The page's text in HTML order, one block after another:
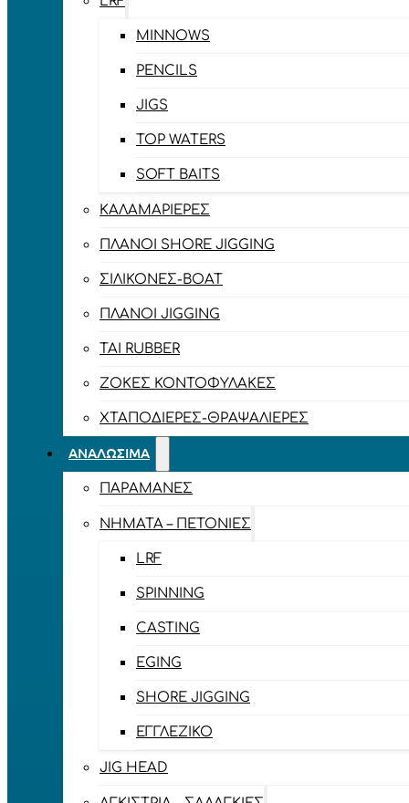
MINNOWS
PENCILS
JIGS
TOP WATERS
SOFT BAITS
ΚΑΛΑΜΑΡΙΈΡΕΣ
ΠΛΆΝΟΙ SHORE JIGGING
ΣΙΛΙΚΌΝΕΣ-BOAT
ΠΛΆΝΟΙ JIGGING
TAI RUBBER
ΖΌΚΕΣ ΚΟΝΤΟΦΎΛΑΚΕΣ
ΧΤΑΠΟΔΙΈΡΕΣ-ΘΡΑΨΑΛΙΈΡΕΣ
ΑΝΑΛΏΣΙΜΑ
ΠΑΡΑΜΆΝΕΣ
ΝΉΜΑΤΑ – ΠΕΤΟΝΙΈΣ
LRF
SPINNING
CASTING
EGING
SHORE JIGGING
ΕΓΓΛΈΖΙΚΟ
JIG HEAD